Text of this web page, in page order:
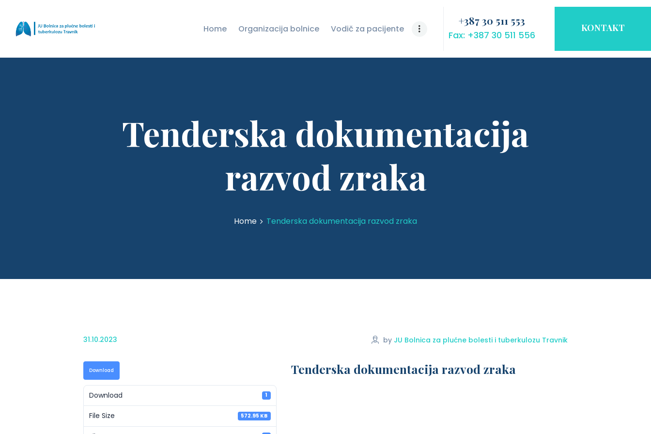
Home Organizacija bolnice Vodič za pacijente
+387 30 511 553
Fax: +387 30 511 556
KONTAKT
Tenderska dokumentacija
razvod zraka
Home Tenderska dokumentacija razvod zraka
JAVNE NABAVKE
31.10.2023 by JU Bolnica za plućne bolesti i tuberkulozu Travnik
Download
Download 1
File Size 572.95 KB
Tenderska dokumentacija razvod zraka